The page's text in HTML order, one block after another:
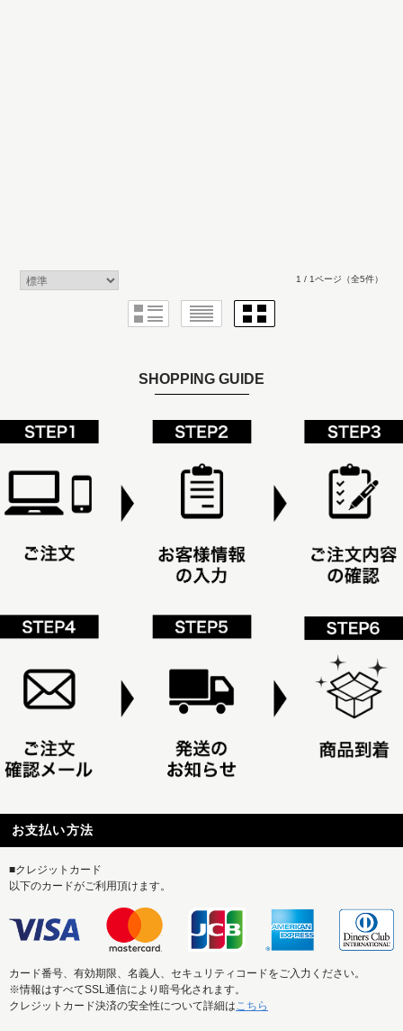
1 / 1ページ （全5件）
SHOPPING GUIDE
お支払い方法
■クレジットカード
以下のカードがご利用頂けます。
カード番号、有効期限、名義人、セキュリティコードをご入力ください。
※情報はすべてSSL通信により暗号化されます。
クレジットカード決済の安全性について詳細はこちら